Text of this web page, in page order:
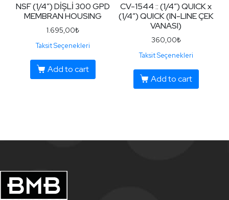
NSF (1/4″) DİŞLİ 300 GPD
MEMBRAN HOUSING
1.695,00₺
Taksit Seçenekleri
Add to cart
CV-1544 :: (1/4″) QUICK x
(1/4″) QUICK (IN-LINE ÇEK
VANASI)
360,00₺
Taksit Seçenekleri
Add to cart